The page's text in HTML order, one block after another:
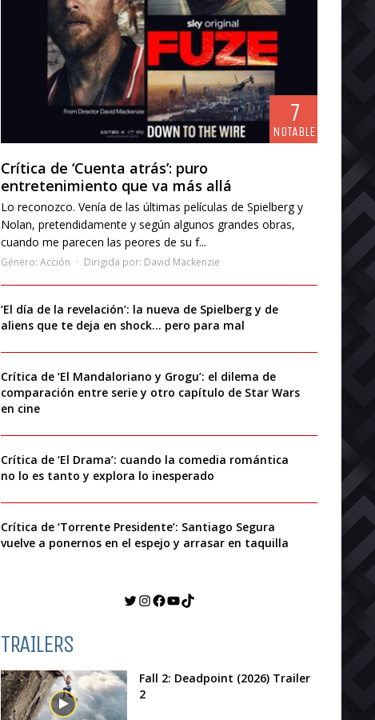
7
NOTABLE
Crítica de ‘Cuenta atrás’: puro
entretenimiento que va más allá
Lo reconozco. Venía de las últimas películas de Spielberg y
Nolan, pretendidamente y según algunos grandes obras,
cuando me parecen las peores de su f...
Género: Acción Dirigida por: David Mackenzie
‘El día de la revelación’: la nueva de Spielberg y de
aliens que te deja en shock… pero para mal
Crítica de ‘El Mandaloriano y Grogu’: el dilema de
comparación entre serie y otro capítulo de Star Wars
en cine
Crítica de ‘El Drama’: cuando la comedia romántica
no lo es tanto y explora lo inesperado
Crítica de ‘Torrente Presidente’: Santiago Segura
vuelve a ponernos en el espejo y arrasar en taquilla
Twitter
Instagram
Facebook
YouTube
TikTok
TRAILERS
Fall 2: Deadpoint (2026) Trailer
2